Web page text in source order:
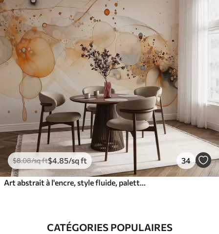
$8.08/sq ft$4 .85/sq ft 34
CATÉGORIES POPULAIRES